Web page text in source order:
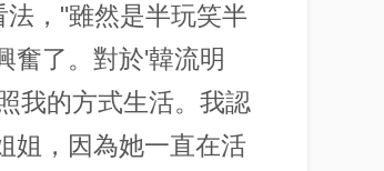
，"雖然是半玩笑半
奮了。對於'韓流明
我的方式生活。我認
姐，因為她一直在活